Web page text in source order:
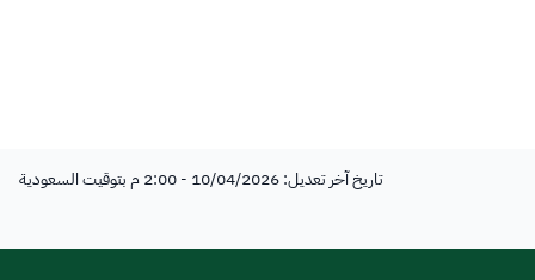
تاريخ آخر تعديل: 10/04/2026 - 2:00 م بتوقيت السعودية